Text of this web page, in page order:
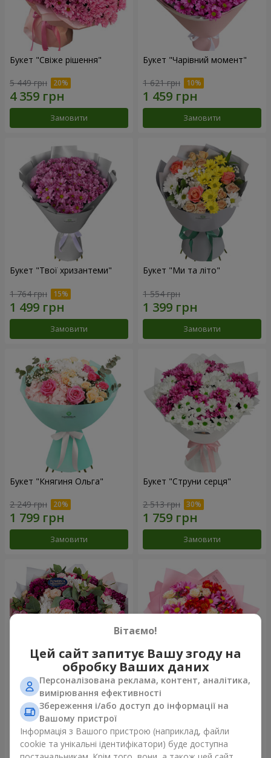
Букет "Свіже рішення"
5 449 грн
Замовити
Букет "Чарівний момент"
1 621 грн
Замовити
Букет "Твої хризантеми"
1 764 грн
Замовити
Букет "Ми та літо"
1 554 грн
Замовити
Букет "Княгиня Ольга"
2 249 грн
Замовити
Букет "Струни серця"
2 513 грн
Замовити
Букет "Все для тебе ...!"
5 374 грн
Замовити
Букет "Ніжне кохання"
Замовити
Вітаємо!
Цей сайт запитує Вашу згоду на
обробку Ваших даних
Персоналізована реклама, контент, аналітика,
вимірювання ефективності
Збереження і/або доступ до інформації на
Вашому пристрої
Інформація з Вашого пристрою (наприклад, файли
cookie та унікальні ідентифікатори) буде доступна